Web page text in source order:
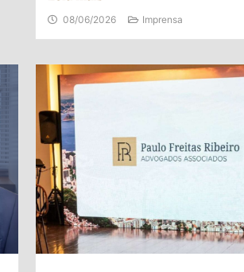
08/06/2026 Imprensa